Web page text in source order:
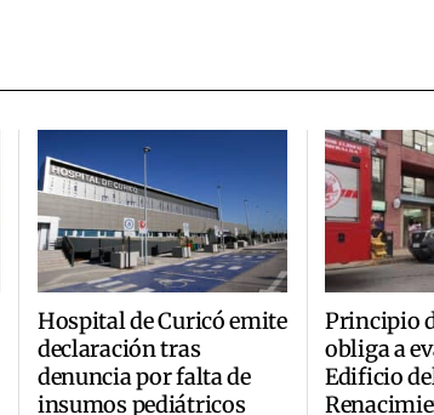
Hospital de Curicó emite
declaración tras
denuncia por falta de
insumos pediátricos
Principio
obliga a
Edificio